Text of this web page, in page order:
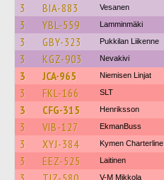
3 BIA-883 Vesanen
3 YBL-559 Lamminmäki
3 GBY-323 Pukkilan Liikenne
3 KGZ-903 Nevakivi
3 JCA-965 Niemisen Linjat
3 FKL-166 SLT
3 CFG-315 Henriksson
3 VIB-127 EkmanBuss
3 XYJ-384 Kymen Charterline
3 EEZ-525 Laitinen
V-M Mikkola